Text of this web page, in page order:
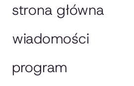
strona główna
wiadomości
program